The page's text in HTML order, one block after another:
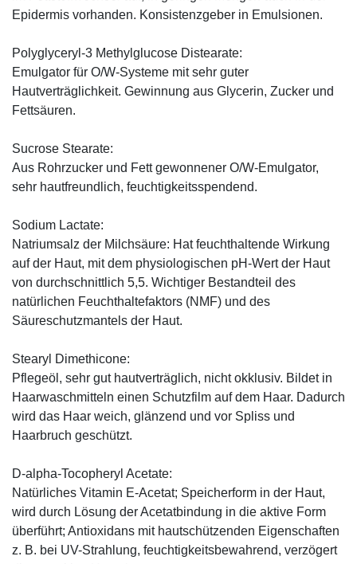
Epidermis vorhanden. Konsistenzgeber in Emulsionen.
Polyglyceryl-3 Methylglucose Distearate:
Emulgator für O/W-Systeme mit sehr guter
Hautverträglichkeit. Gewinnung aus Glycerin, Zucker und
Fettsäuren.
Sucrose Stearate:
Aus Rohrzucker und Fett gewonnener O/W-Emulgator,
sehr hautfreundlich, feuchtigkeitsspendend.
Sodium Lactate:
Natriumsalz der Milchsäure: Hat feuchthaltende Wirkung
auf der Haut, mit dem physiologischen pH-Wert der Haut
von durchschnittlich 5,5. Wichtiger Bestandteil des
natürlichen Feuchthaltefaktors (NMF) und des
Säureschutzmantels der Haut.
Stearyl Dimethicone:
Pflegeöl, sehr gut hautverträglich, nicht okklusiv. Bildet in
Haarwaschmitteln einen Schutzfilm auf dem Haar. Dadurch
wird das Haar weich, glänzend und vor Spliss und
Haarbruch geschützt.
D-alpha-Tocopheryl Acetate:
Natürliches Vitamin E-Acetat; Speicherform in der Haut,
wird durch Lösung der Acetatbindung in die aktive Form
überführt; Antioxidans mit hautschützenden Eigenschaften
z. B. bei UV-Strahlung, feuchtigkeitsbewahrend, verzögert